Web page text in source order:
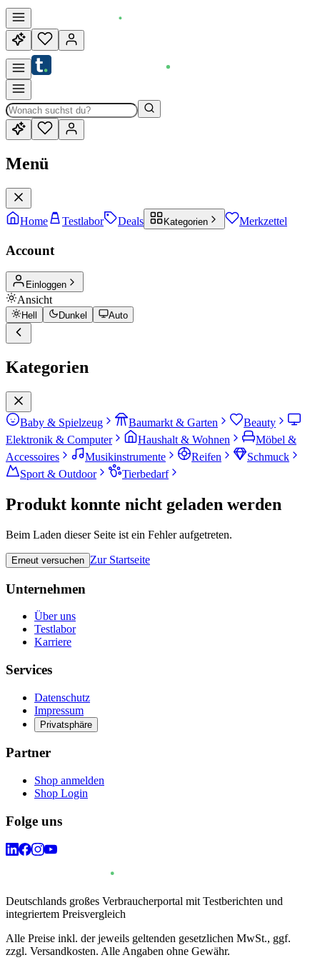
Menü
Home Testlabor Deals Kategorien Merkzettel
Account
Einloggen
Ansicht
Hell Dunkel Auto
Kategorien
Baby & Spielzeug Baumarkt & Garten
Beauty
Elektronik & Computer
Haushalt & Wohnen
Möbel &
Accessoires
Musikinstrumente Reifen
Schmuck
Sport & Outdoor
Tierbedarf
Produkt konnte nicht geladen werden
Beim Laden dieser Seite ist ein Fehler aufgetreten.
Erneut versuchen Zur Startseite
Unternehmen
Über uns
Testlabor
Karriere
Services
Datenschutz
Impressum
Privatsphäre
Partner
Shop anmelden
Shop Login
Folge uns
Deutschlands großes Verbraucherportal mit Testberichten und
integriertem Preisvergleich
Alle Preise inkl. der jeweils geltenden gesetzlichen MwSt., ggf.
zzgl. Versandkosten. Alle Angaben ohne Gewähr.